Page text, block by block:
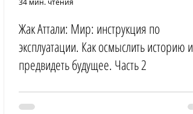
Жак Аттали: Мир: инструкция по
эксплуатации. Как осмыслить историю и
предвидеть будущее. Часть 2